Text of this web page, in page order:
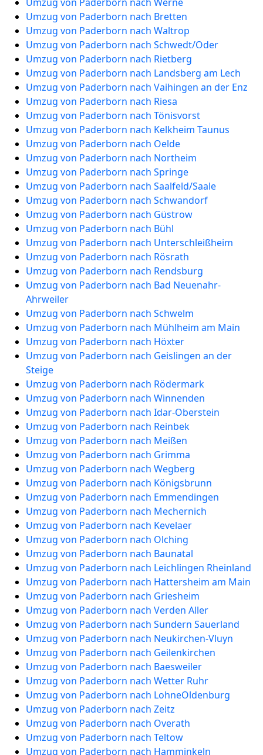
Umzug von Paderborn nach Bretten
Umzug von Paderborn nach Waltrop
Umzug von Paderborn nach Schwedt/Oder
Umzug von Paderborn nach Rietberg
Umzug von Paderborn nach Landsberg am Lech
Umzug von Paderborn nach Vaihingen an der Enz
Umzug von Paderborn nach Riesa
Umzug von Paderborn nach Tönisvorst
Umzug von Paderborn nach Kelkheim Taunus
Umzug von Paderborn nach Oelde
Umzug von Paderborn nach Northeim
Umzug von Paderborn nach Springe
Umzug von Paderborn nach Saalfeld/Saale
Umzug von Paderborn nach Schwandorf
Umzug von Paderborn nach Güstrow
Umzug von Paderborn nach Bühl
Umzug von Paderborn nach Unterschleißheim
Umzug von Paderborn nach Rösrath
Umzug von Paderborn nach Rendsburg
Umzug von Paderborn nach Bad Neuenahr-
Ahrweiler
Umzug von Paderborn nach Schwelm
Umzug von Paderborn nach Mühlheim am Main
Umzug von Paderborn nach Höxter
Umzug von Paderborn nach Geislingen an der
Steige
Umzug von Paderborn nach Rödermark
Umzug von Paderborn nach Winnenden
Umzug von Paderborn nach Idar-Oberstein
Umzug von Paderborn nach Reinbek
Umzug von Paderborn nach Meißen
Umzug von Paderborn nach Grimma
Umzug von Paderborn nach Wegberg
Umzug von Paderborn nach Königsbrunn
Umzug von Paderborn nach Emmendingen
Umzug von Paderborn nach Mechernich
Umzug von Paderborn nach Kevelaer
Umzug von Paderborn nach Olching
Umzug von Paderborn nach Baunatal
Umzug von Paderborn nach Leichlingen Rheinland
Umzug von Paderborn nach Hattersheim am Main
Umzug von Paderborn nach Griesheim
Umzug von Paderborn nach Verden Aller
Umzug von Paderborn nach Sundern Sauerland
Umzug von Paderborn nach Neukirchen-Vluyn
Umzug von Paderborn nach Geilenkirchen
Umzug von Paderborn nach Baesweiler
Umzug von Paderborn nach Wetter Ruhr
Umzug von Paderborn nach LohneOldenburg
Umzug von Paderborn nach Zeitz
Umzug von Paderborn nach Overath
Umzug von Paderborn nach Teltow
Umzug von Paderborn nach Hamminkeln